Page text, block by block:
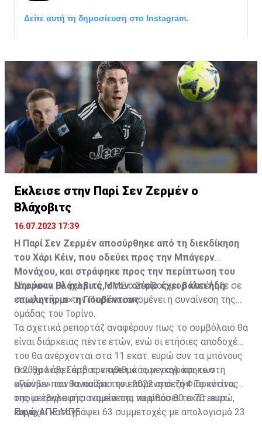
Δείτε αυτή τη δημοσίευση στο Instagram.
Η δημοσίευση κοινοποιήθηκε από το χρήστη サンフレッチェ
Έκλεισε στην Παρί Σεν Ζερμέν ο
Βλάχοβιτς
16.07.2023 17:39
Η Παρί Σεν Ζερμέν αποσύρθηκε από τη διεκδίκηση
του Χάρι Κέιν, που οδεύει προς την Μπάγερν
Μονάχου, και στράφηκε προς την περίπτωση του
Ντούσαν Βλάχοβιτς, στον οποίο έχει βάλει ήδη
«πωλητήριο» η Γιουβέντους.
Σύμφωνα με γαλλικά ΜΜΕ ο Σέρβος φορ κατέληξε σε
συμφωνία με την Παρί και απομένει η συναίνεση της
ομάδας του Τορίνο.
Τα σχετικά ρεπορτάζ αναφέρουν πως το συμβόλαιο θα
είναι διάρκειας πέντε ετών, ενώ οι ετήσιες αποδοχές
του θα ανέρχονται στα 11 εκατ. ευρώ συν τα μπόνους
που θα λάβει από τον αριθμό των γκολ και των
αγώνων που θα παίξει την επόμενη σεζόν. Το κόστος
της μεταγραφής αναμένεται να φθάσει τα 70 εκατ.
ευρώ.
Ο 23χρονος Σέρβος επιθετικός μεταγράφηκε στη
«Γιούβε» τον Ιανουάριο του 2022 από τη Φιορεντίνα, η
οποία έβαλε στα ταμεία της περίπου 80 εκατ. ευρώ,
και έχει καταγράψει 63 συμμετοχές με απολογισμό 23
Πηγή: ΑΠΕ ΜΠΕ